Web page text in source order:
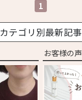
1
カテゴリ別最新記事
お客様の声